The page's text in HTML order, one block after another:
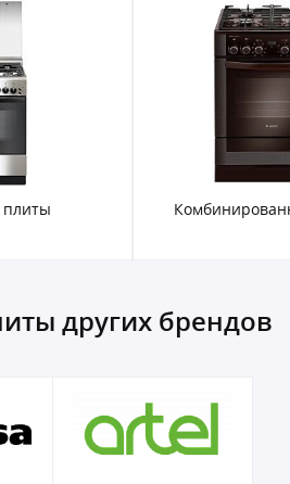
плиты
других брендов